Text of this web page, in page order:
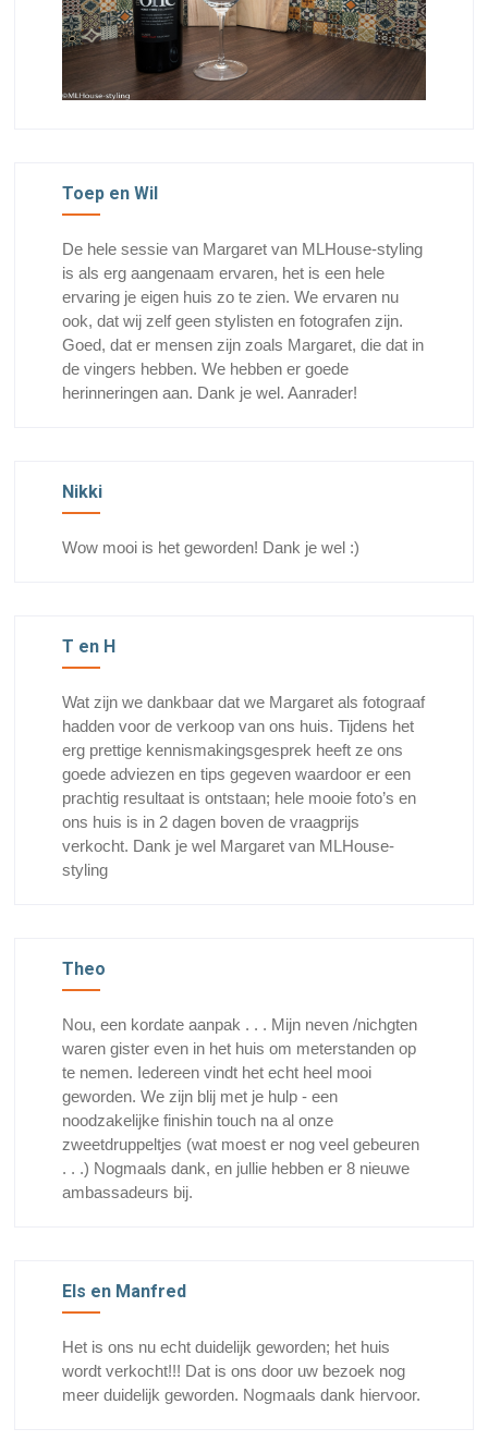
Toep en Wil
De hele sessie van Margaret van MLHouse-styling
is als erg aangenaam ervaren, het is een hele
ervaring je eigen huis zo te zien. We ervaren nu
ook, dat wij zelf geen stylisten en fotografen zijn.
Goed, dat er mensen zijn zoals Margaret, die dat in
de vingers hebben. We hebben er goede
herinneringen aan. Dank je wel. Aanrader!
Nikki
Wow mooi is het geworden! Dank je wel :)
T en H
Wat zijn we dankbaar dat we Margaret als fotograaf
hadden voor de verkoop van ons huis. Tijdens het
erg prettige kennismakingsgesprek heeft ze ons
goede adviezen en tips gegeven waardoor er een
prachtig resultaat is ontstaan; hele mooie foto’s en
ons huis is in 2 dagen boven de vraagprijs
verkocht. Dank je wel Margaret van MLHouse-
styling
Theo
Nou, een kordate aanpak . . . Mijn neven /nichgten
waren gister even in het huis om meterstanden op
te nemen. Iedereen vindt het echt heel mooi
geworden. We zijn blij met je hulp - een
noodzakelijke finishin touch na al onze
zweetdruppeltjes (wat moest er nog veel gebeuren
. . .) Nogmaals dank, en jullie hebben er 8 nieuwe
ambassadeurs bij.
Els en Manfred
Het is ons nu echt duidelijk geworden; het huis
wordt verkocht!!! Dat is ons door uw bezoek nog
meer duidelijk geworden. Nogmaals dank hiervoor.